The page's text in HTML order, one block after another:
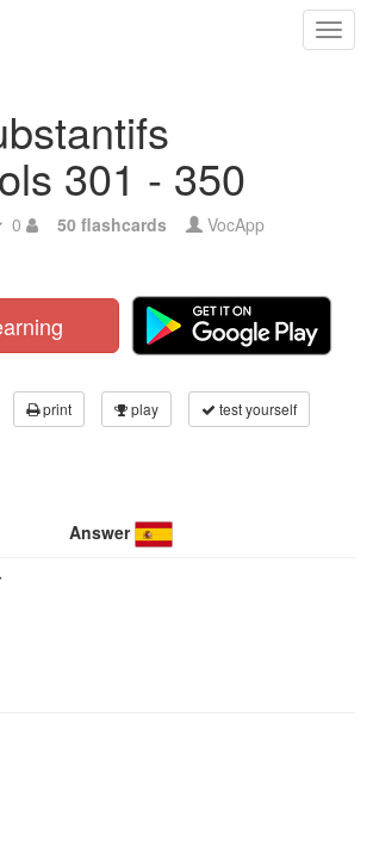
301 - 350
0 50 flashcards VocApp
print play test yourself
Answer